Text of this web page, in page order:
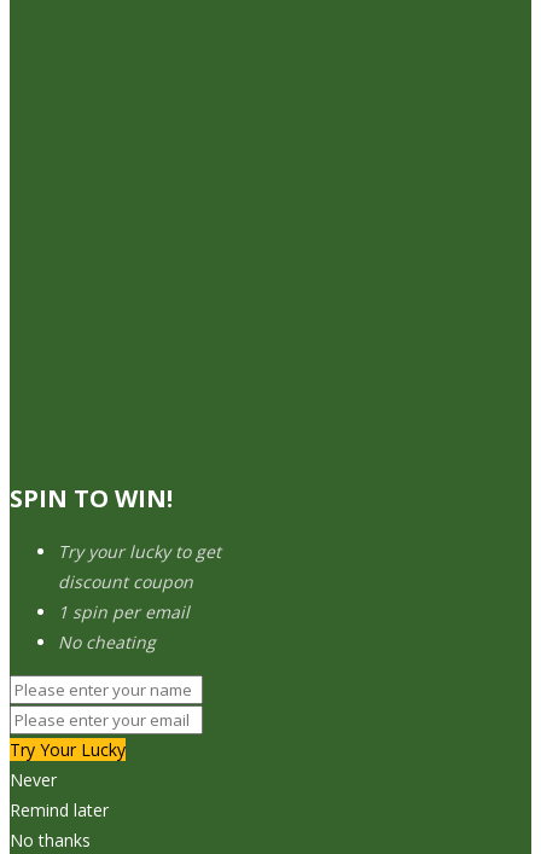
SPIN TO WIN!
Try your lucky to get
discount coupon
1 spin per email
No cheating
Try Your Lucky
Never
Remind later
No thanks